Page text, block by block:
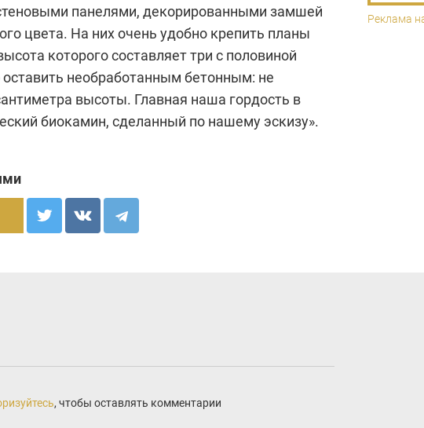
панелями, декорированными замшей
цвета. На них очень удобно крепить планы
которого составляет три с половиной
необработанным бетонным: не
высоты. Главная наша гордость в
биокамин, сделанный по нашему эскизу».
Реклама
, чтобы оставлять комментарии